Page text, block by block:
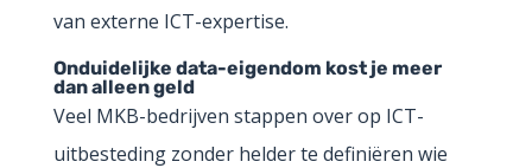
van externe ICT-expertise.
Onduidelijke data-eigendom kost je meer
dan alleen geld
Veel MKB-bedrijven stappen over op ICT-
uitbesteding zonder helder te definiëren wie